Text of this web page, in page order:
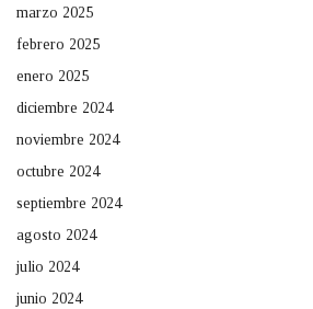
marzo 2025
febrero 2025
enero 2025
diciembre 2024
noviembre 2024
octubre 2024
septiembre 2024
agosto 2024
julio 2024
junio 2024